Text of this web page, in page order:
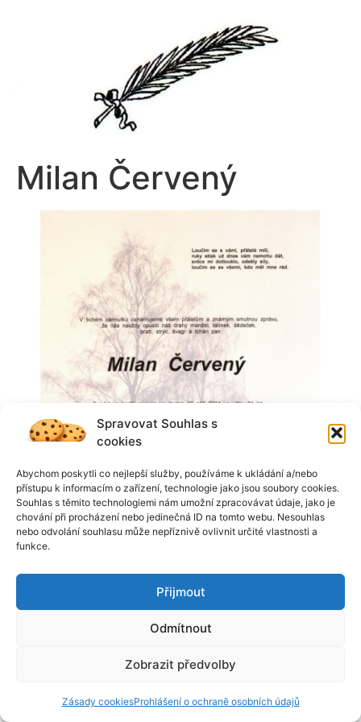
Spravovat Souhlas s
cookies
Abychom poskytli co nejlepší služby, používáme k ukládání a/nebo
přístupu k informacím o zařízení, technologie jako jsou soubory cookies.
Souhlas s těmito technologiemi nám umožní zpracovávat údaje, jako je
chování při procházení nebo jedinečná ID na tomto webu. Nesouhlas
nebo odvolání souhlasu může nepříznivě ovlivnit určité vlastnosti a
funkce.
Přijmout
Odmítnout
Zobrazit předvolby
Zásady cookiesProhlášení o ochraně osobních údajů
Milan Červený